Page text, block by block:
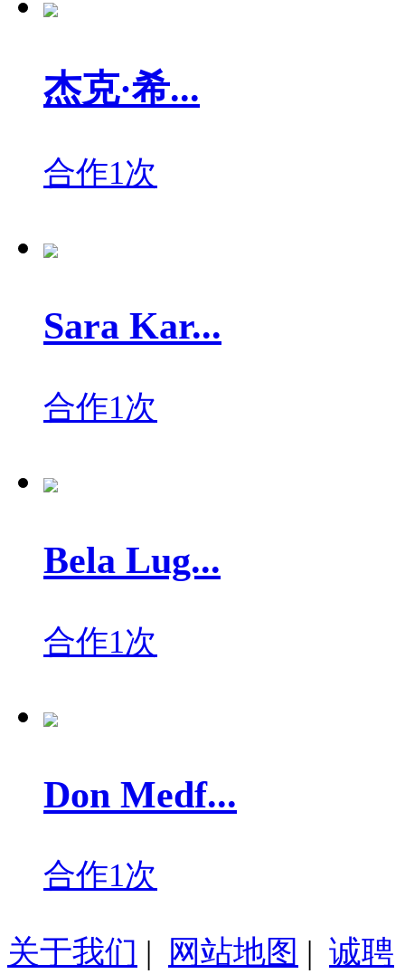
杰克·希...
合作1次
Sara Kar...
合作1次
Bela Lug...
合作1次
Don Medf...
合作1次
关于我们 | 网站地图 | 诚聘